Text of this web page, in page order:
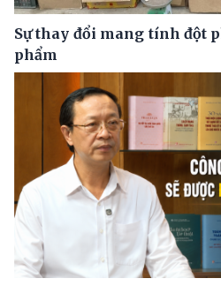
Sự thay đổi mang tính đột
phẩm